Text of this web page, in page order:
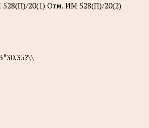
20(1) Отм. ИМ 528(П)/20(2)